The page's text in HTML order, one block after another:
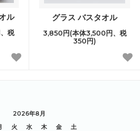
ル
税
グラス バスタオル
3,850円(本体3,500円、税
350円)
2026年8月
火 水 木 金
土